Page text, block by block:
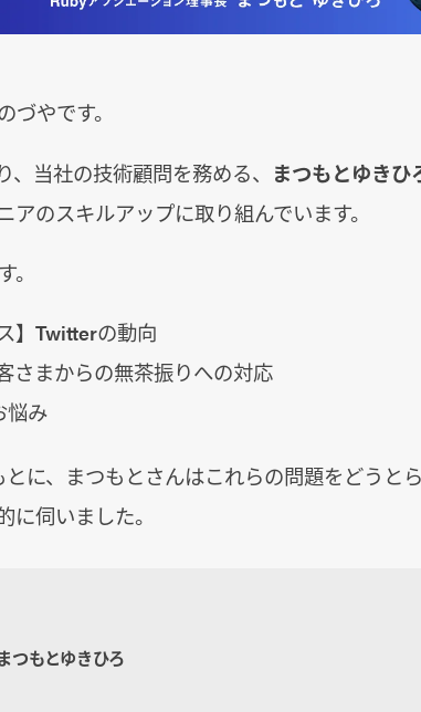
づやです。
当社の技術顧問を務める、
まつもとゆきひ
アのスキルアップに取り組んでいます。
】Twitterの動向
さまからの無茶振りへの対応
悩み
に、まつもとさんはこれらの問題をどうと
に伺いました。
つもとゆきひろ